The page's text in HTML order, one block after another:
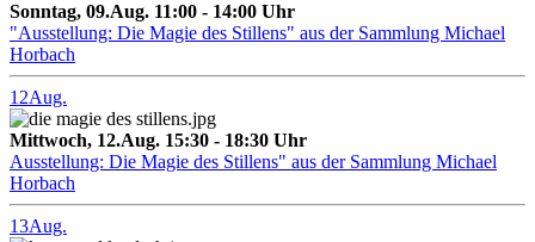
Sonntag, 09.Aug. 11:00 - 14:00 Uhr
"Ausstellung: Die Magie des Stillens" aus der Sammlung Michael
Horbach
12Aug.
Mittwoch, 12.Aug. 15:30 - 18:30 Uhr
Ausstellung: Die Magie des Stillens" aus der Sammlung Michael
Horbach
13Aug.